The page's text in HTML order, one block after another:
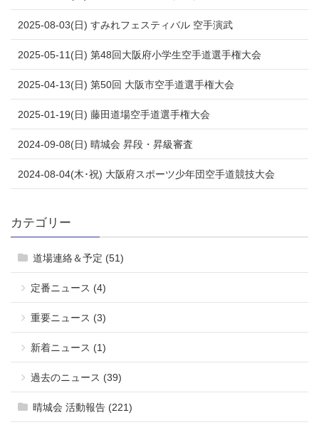
2025-08-03(日) すみれフェスティバル 空手演武
2025-05-11(日) 第48回大阪府小学生空手道選手権大会
2025-04-13(日) 第50回 大阪市空手道選手権大会
2025-01-19(日) 藤田道場空手道選手権大会
2024-09-08(日) 晴城会 昇段・昇級審査
2024-08-04(木･祝) 大阪府スポーツ少年団空手道競技大会
カテゴリー
道場連絡＆予定 (51)
定番ニュース (4)
重要ニュース (3)
新着ニュース (1)
過去のニュース (39)
晴城会 活動報告 (221)